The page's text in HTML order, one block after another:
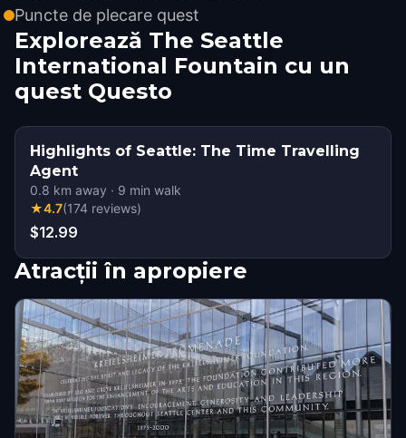
Puncte de plecare quest
Explorează The Seattle
International Fountain cu un
quest Questo
Highlights of Seattle: The Time Travelling
Agent
0.8 km away · 9 min walk
★4.7(174 reviews)
$12.99
Atracții în apropiere